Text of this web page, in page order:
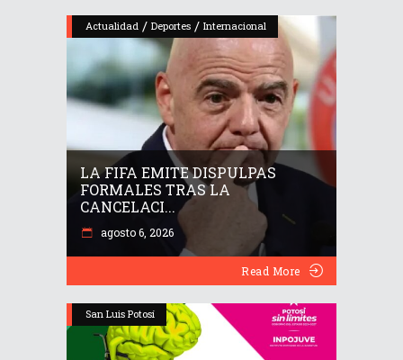
Actualidad / Deportes / Internacional
LA FIFA EMITE DISPULPAS
FORMALES TRAS LA
CANCELACI...
agosto 6, 2026
Read More
San Luis Potosí